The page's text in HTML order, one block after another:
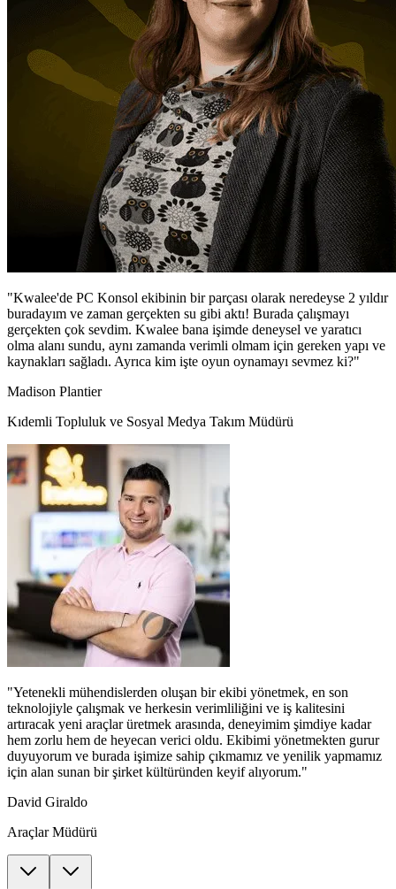
"Kwalee'de PC Konsol ekibinin bir parçası olarak neredeyse 2 yıldır
buradayım ve zaman gerçekten su gibi aktı! Burada çalışmayı
gerçekten çok sevdim. Kwalee bana işimde deneysel ve yaratıcı
olma alanı sundu, aynı zamanda verimli olmam için gereken yapı ve
kaynakları sağladı. Ayrıca kim işte oyun oynamayı sevmez ki?"
Madison Plantier
Kıdemli Topluluk ve Sosyal Medya Takım Müdürü
"Yetenekli mühendislerden oluşan bir ekibi yönetmek, en son
teknolojiyle çalışmak ve herkesin verimliliğini ve iş kalitesini
artıracak yeni araçlar üretmek arasında, deneyimim şimdiye kadar
hem zorlu hem de heyecan verici oldu. Ekibimi yönetmekten gurur
duyuyorum ve burada işimize sahip çıkmamız ve yenilik yapmamız
için alan sunan bir şirket kültüründen keyif alıyorum."
David Giraldo
Araçlar Müdürü